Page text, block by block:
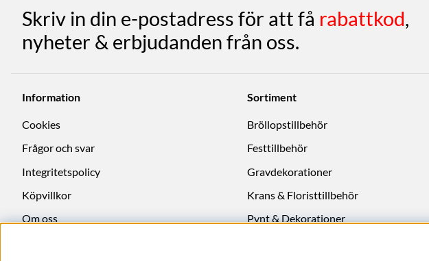
Skriv in din e-postadress för att få rabattkod,
nyheter & erbjudanden från oss.
Information
Cookies
Frågor och svar
Integritetspolicy
Köpvillkor
Om oss
Sortiment
Bröllopstillbehör
Festtillbehör
Gravdekorationer
Krans & Floristtillbehör
Pynt & Dekorationer